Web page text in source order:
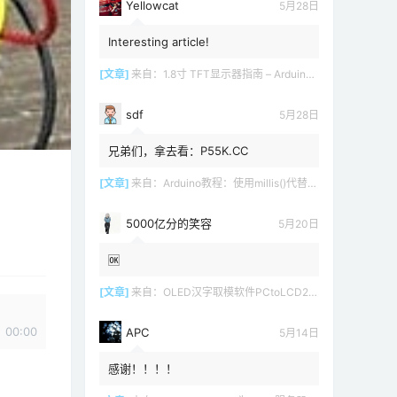
00:00
Yellowcat 5月28日
Interesting article!
[文章] 来自： 1.8寸 TFT显示器指南 – Arduino教程
sdf 5月28日
兄弟们，拿去看：P55K.CC
[文章] 来自： Arduino教程：使用millis()代替delay()
5000亿分的笑容 5月20日
🆗
[文章] 来自： OLED汉字取模软件PCtoLCD2002 LCD1602
APC 5月14日
感谢！！！！